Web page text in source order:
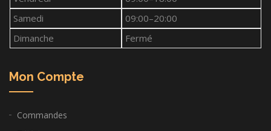
Samedi
09:00–20:00
Dimanche
Fermé
Mon Compte
Commandes